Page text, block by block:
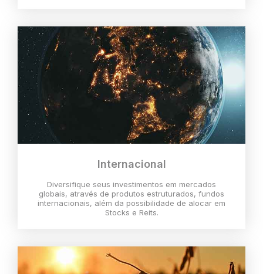
Internacional
Diversifique seus investimentos em mercados
globais, através de produtos estruturados, fundos
internacionais, além da possibilidade de alocar em
Stocks e Reits.